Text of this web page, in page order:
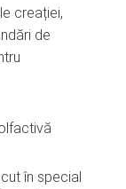
creației,
de
în special